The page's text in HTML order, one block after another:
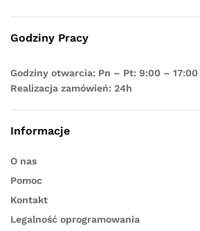
Godziny Pracy
Godziny otwarcia: Pn – Pt: 9:00 – 17:00
Realizacja zamówień: 24h
Informacje
O nas
Pomoc
Kontakt
Legalność oprogramowania